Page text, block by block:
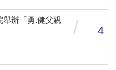
辦「勇.健父親
/ 4